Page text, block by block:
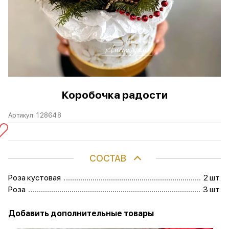
Коробочка радости
Артикул:128648
СОСТАВ
Роза кустовая
2 шт.
Роза
3 шт.
Добавить дополнительные товары